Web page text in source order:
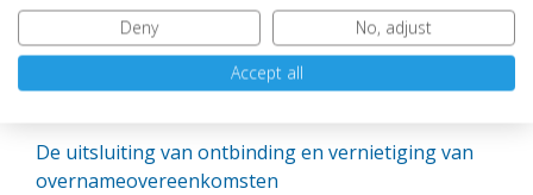
nieuwsbrief op de hoogte van de beslissing van de Hoge Raad.
Meer nieuws
De uitsluiting van ontbinding en vernietiging van
overnameovereenkomsten
Deny
No, adjust
Accept all